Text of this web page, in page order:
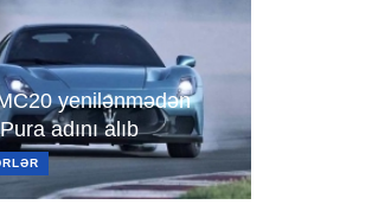
yenilənmədən
adını alıb